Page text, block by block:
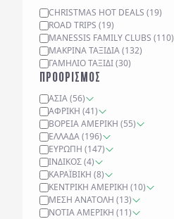
ΓΑΜΉΛΙΟ ΤΑΞΊΔΙ(30)
ΜΑΚΡΙΝΆ ΤΑΞΊΔΙΑ(132)
MANESSIS FAMILY CLUBS (110)
ROAD TRIPS (19)
CHRISTMAS HOT DEALS (19)
ΠΡΟΟΡΙΣΜΟΣ
ΑΣΊΑ(56)
ΑΦΡΙΚΉ (41)
ΒΌΡΕΙΑ ΑΜΕΡΙΚΉ (55)
ΕΛΛΆΔΑ(196)
ΕΥΡΏΠΗ (147)
ΙΝΔΙΚΌΣ(4)
ΚΑΡΑΪΒΙΚΉ (8)
ΚΕΝΤΡΙΚΉ ΑΜΕΡΙΚΉ (10)
ΜΈΣΗ ΑΝΑΤΟΛΉ (13)
ΝΌΤΙΑ ΑΜΕΡΙΚΉ (11)